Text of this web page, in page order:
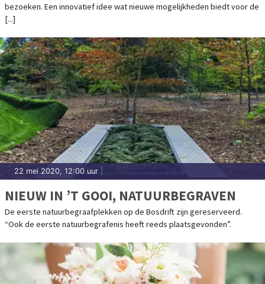
bezoeken. Een innovatief idee wat nieuwe mogelijkheden biedt voor de
[...]
22 mei 2020, 12:00 uur
NIEUW IN ’T GOOI, NATUURBEGRAVEN
De eerste natuurbegraafplekken op de Bosdrift zijn gereserveerd.
“Ook de eerste natuurbegrafenis heeft reeds plaatsgevonden”.